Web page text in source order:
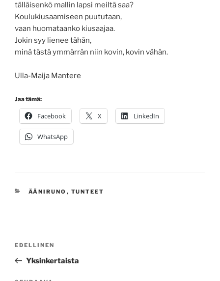
tälläisenkö mallin lapsi meiltä saa?
Koulukiusaamiseen puututaan,
vaan huomataanko kiusaajaa.
Jokin syy lienee tähän,
minä tästä ymmärrän niin kovin, kovin vähän.
Ulla-Maija Mantere
Jaa tämä:
Facebook X LinkedIn
WhatsApp
KATEGORIAT
ÄÄNIRUNO , TUNTEET
Edellinen
artikkeli
EDELLINEN
Yksinkertaista